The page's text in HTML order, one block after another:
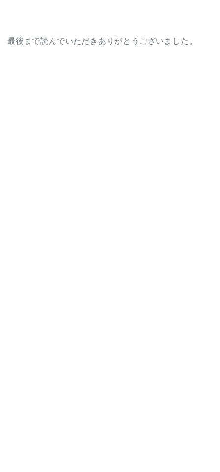
最後まで読んでいただきありがとうございました。